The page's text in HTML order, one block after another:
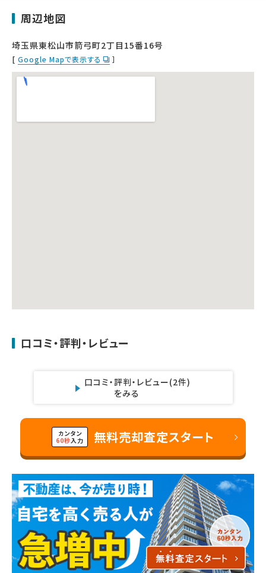
周辺地図
埼玉県東松山市箭弓町2丁目15番16号
[ Google Mapで表示する ］
口コミ・評判・レビュー
口コミ・評判・レビュー
をみる
(2件)
カンタン
60秒入力 無料売却査定スタート